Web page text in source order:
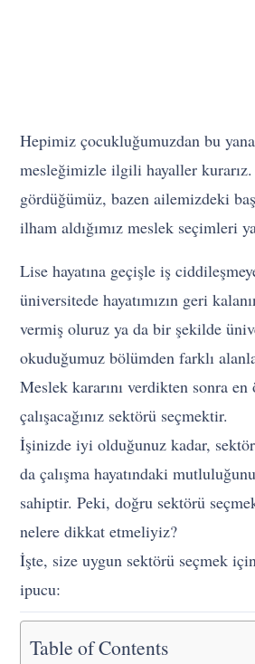
Hepimiz çocukluğumuzdan bu
mesleğimizle ilgili hayaller
gördüğümüz, bazen ailemizdeki
ilham aldığımız meslek seçimleri
Lise hayatına geçişle iş
üniversitede hayatımızın geri
vermiş oluruz ya da bir şekilde
okuduğumuz bölümden farklı
Meslek kararını verdikten sonra
çalışacağınız sektörü seçmektir.
İşinizde iyi olduğunuz kadar,
da çalışma hayatındaki
sahiptir. Peki, doğru sektörü
nelere dikkat etmeliyiz?
İşte, size uygun sektörü seçmek
ipucu:
Table of Contents